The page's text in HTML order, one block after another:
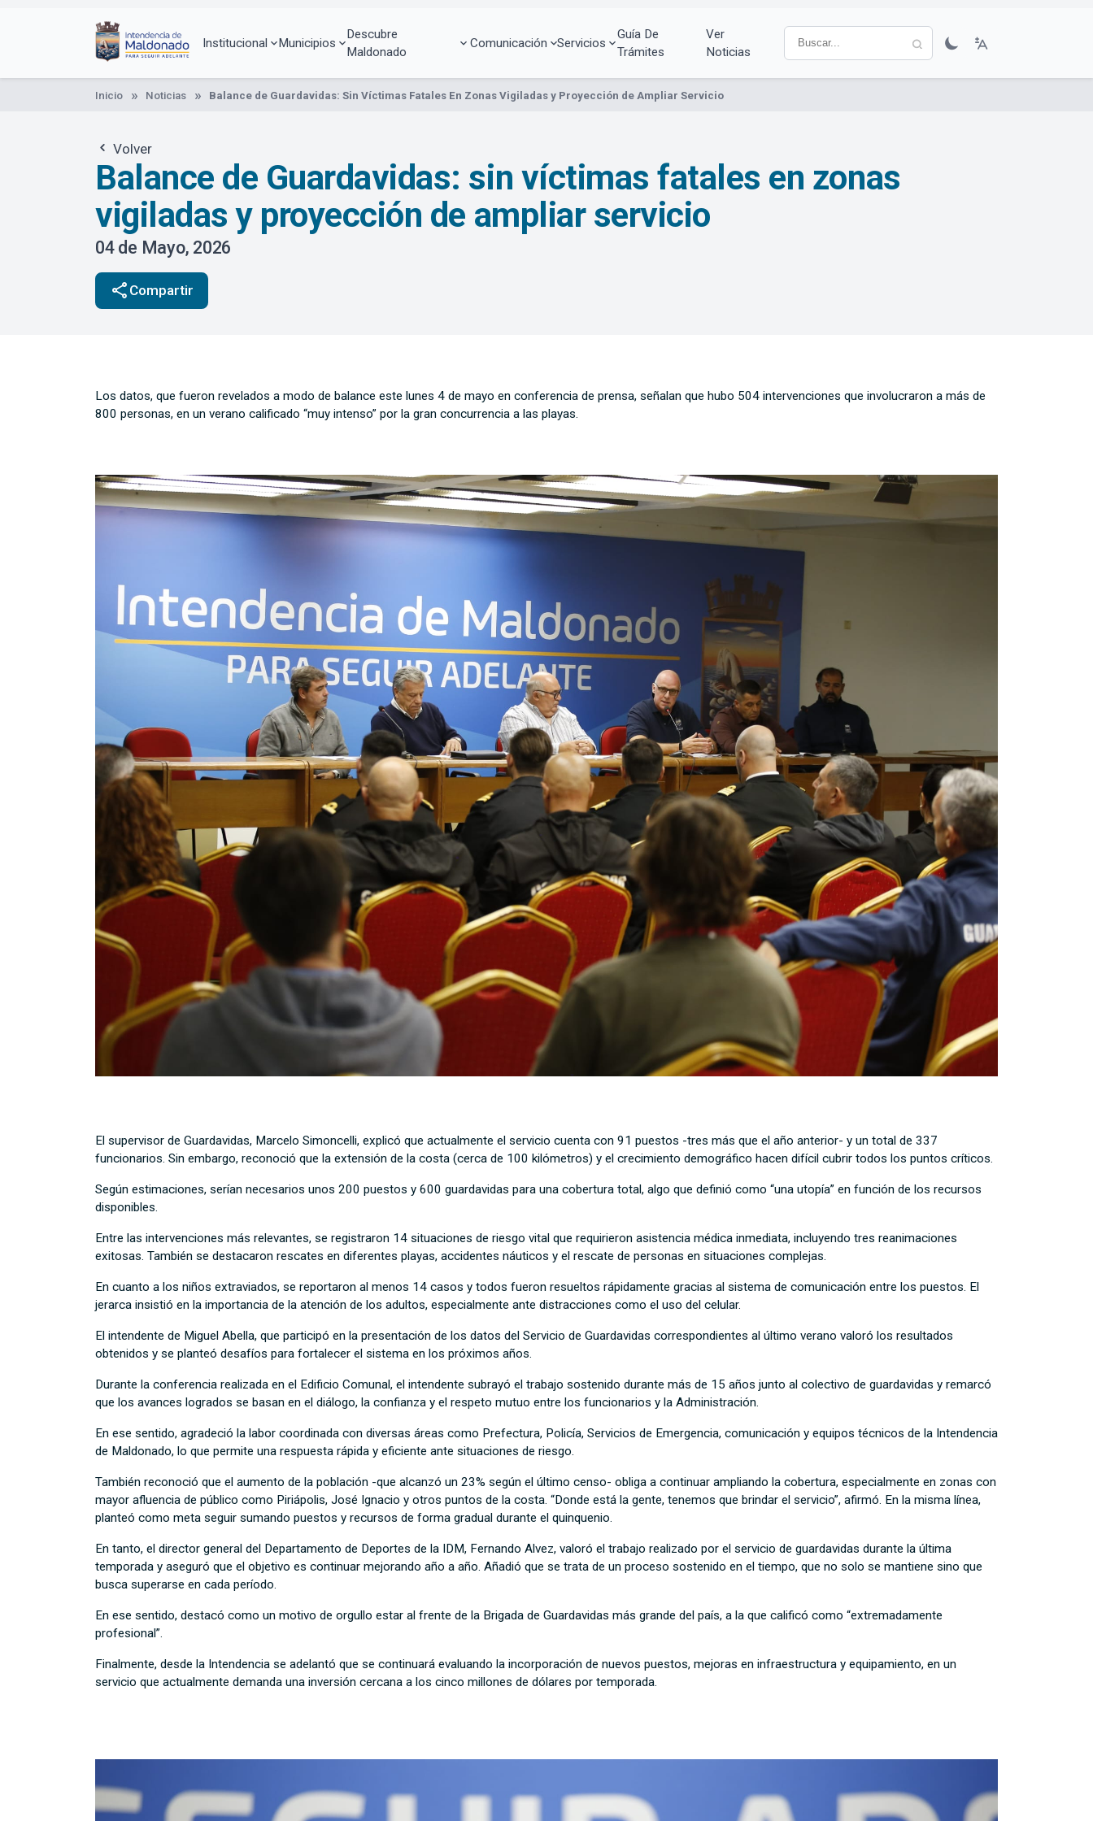
Institucional Municipios
Descubre
Maldonado
Comunicación Servicios
Guía De
Trámites
Ver
Noticias
Inicio Noticias Balance de Guardavidas: Sin Víctimas Fatales En Zonas Vigiladas y Proyección de Ampliar Servicio
Volver
Balance de Guardavidas: sin víctimas fatales en zonas
vigiladas y proyección de ampliar servicio
04 de Mayo, 2026
share Compartir
Los datos, que fueron revelados a modo de balance este lunes 4 de mayo en conferencia de prensa, señalan que hubo 504 intervenciones que involucraron a más de
800 personas, en un verano calificado “muy intenso” por la gran concurrencia a las playas.
El supervisor de Guardavidas, Marcelo Simoncelli, explicó que actualmente el servicio cuenta con 91 puestos -tres más que el año anterior- y un total de 337
funcionarios. Sin embargo, reconoció que la extensión de la costa (cerca de 100 kilómetros) y el crecimiento demográfico hacen difícil cubrir todos los puntos críticos.
Según estimaciones, serían necesarios unos 200 puestos y 600 guardavidas para una cobertura total, algo que definió como “una utopía” en función de los recursos
disponibles.
Entre las intervenciones más relevantes, se registraron 14 situaciones de riesgo vital que requirieron asistencia médica inmediata, incluyendo tres reanimaciones
exitosas. También se destacaron rescates en diferentes playas, accidentes náuticos y el rescate de personas en situaciones complejas.
En cuanto a los niños extraviados, se reportaron al menos 14 casos y todos fueron resueltos rápidamente gracias al sistema de comunicación entre los puestos. El
jerarca insistió en la importancia de la atención de los adultos, especialmente ante distracciones como el uso del celular.
El intendente de Miguel Abella, que participó en la presentación de los datos del Servicio de Guardavidas correspondientes al último verano valoró los resultados
obtenidos y se planteó desafíos para fortalecer el sistema en los próximos años.
Durante la conferencia realizada en el Edificio Comunal, el intendente subrayó el trabajo sostenido durante más de 15 años junto al colectivo de guardavidas y remarcó
que los avances logrados se basan en el diálogo, la confianza y el respeto mutuo entre los funcionarios y la Administración.
En ese sentido, agradeció la labor coordinada con diversas áreas como Prefectura, Policía, Servicios de Emergencia, comunicación y equipos técnicos de la Intendencia
de Maldonado, lo que permite una respuesta rápida y eficiente ante situaciones de riesgo.
También reconoció que el aumento de la población -que alcanzó un 23% según el último censo- obliga a continuar ampliando la cobertura, especialmente en zonas con
mayor afluencia de público como Piriápolis, José Ignacio y otros puntos de la costa. “Donde está la gente, tenemos que brindar el servicio”, afirmó. En la misma línea,
planteó como meta seguir sumando puestos y recursos de forma gradual durante el quinquenio.
En tanto, el director general del Departamento de Deportes de la IDM, Fernando Alvez, valoró el trabajo realizado por el servicio de guardavidas durante la última
temporada y aseguró que el objetivo es continuar mejorando año a año. Añadió que se trata de un proceso sostenido en el tiempo, que no solo se mantiene sino que
busca superarse en cada período.
En ese sentido, destacó como un motivo de orgullo estar al frente de la Brigada de Guardavidas más grande del país, a la que calificó como “extremadamente
profesional”.
Finalmente, desde la Intendencia se adelantó que se continuará evaluando la incorporación de nuevos puestos, mejoras en infraestructura y equipamiento, en un
servicio que actualmente demanda una inversión cercana a los cinco millones de dólares por temporada.